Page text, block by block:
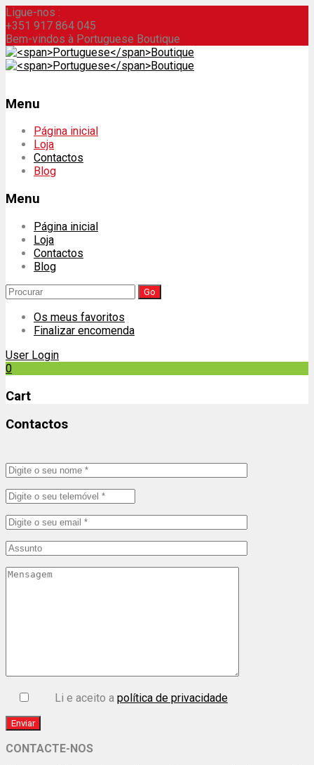
Ligue-nos :
+351 917 864 045
Bem-vindos à Portuguese Boutique
Menu
Skip
content
Página inicial
Loja
Contactos
Blog
Menu
Página inicial
Loja
Contactos
Blog
Search
for:
Os meus favoritos
Finalizar encomenda
User Login
0
Cart
Contactos
Li e aceito a política de privacidade
CONTACTE-NOS